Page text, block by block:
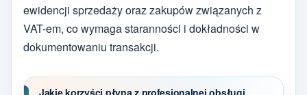
ewidencji sprzedaży oraz zakupów związanych z
VAT-em, co wymaga staranności i dokładności w
dokumentowaniu transakcji.
Jakie korzyści płyną z profesjonalnej obsługi